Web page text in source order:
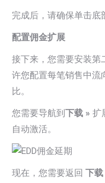
完成后，请确保单击底
配置佣金扩展
接下来，您需要安装第
许您配置每笔销售中流
比。
您需要导航到 下载 » 扩
自动激活。
现在，您需要返回 下